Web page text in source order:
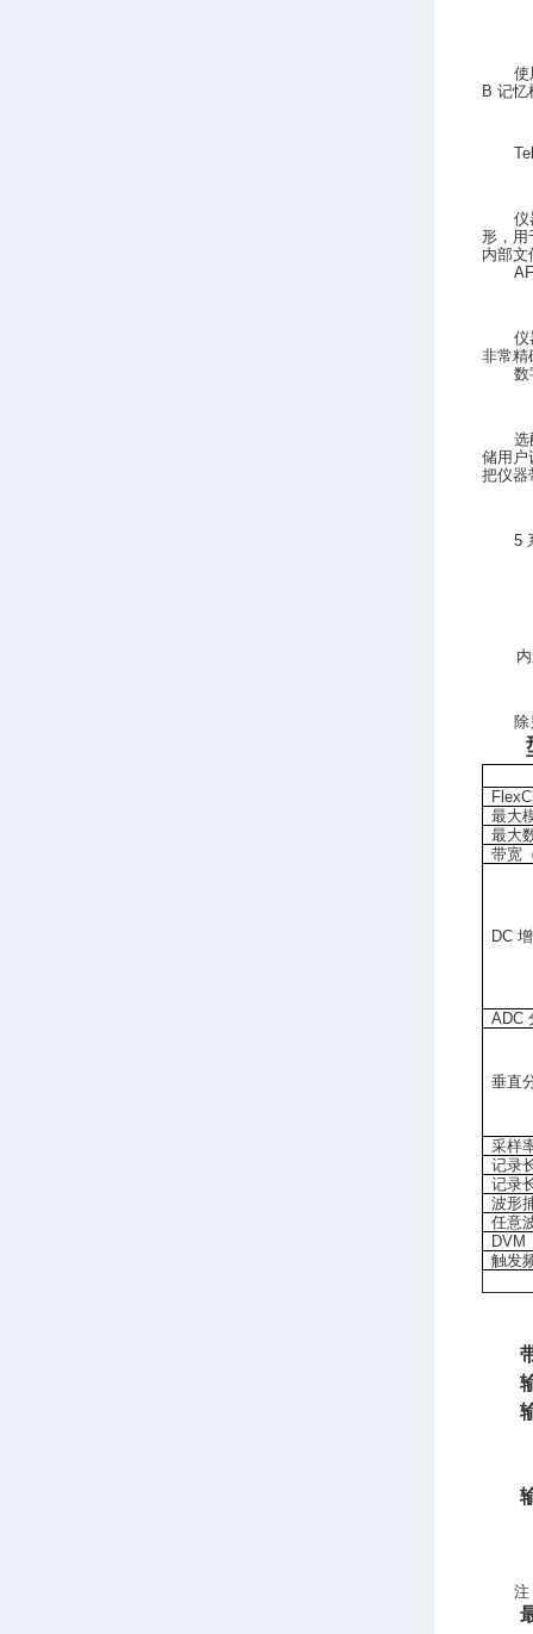
使
B 记忆
仪
形，用
内部文
仪
非常精
数
选
储用户
把仪器
5
最大
最大
带宽
DC
ADC
垂直
采样
记录
记录
波形
任意
DVM
触发
注